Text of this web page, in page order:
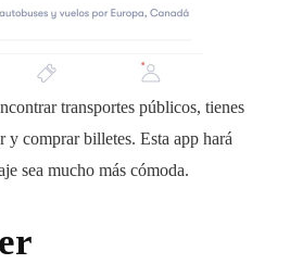
transportes públicos, tienes
y comprar billetes. Esta app hará
sea mucho más cómoda.